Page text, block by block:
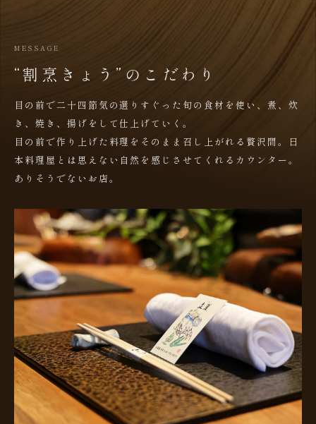
MESSAGE
“割烹きょう”の こだわり
目の前で二十四節気の選りすぐった旬の食材を使い、煮、炊
き、焼き、揚げをして仕上げていく。
目の前で作り上げた料理をそのまま召し上がれる贅沢間。
日
本料理屋とは思えない自然を感じさせてくれるカウンター。
ありそうでないお店。